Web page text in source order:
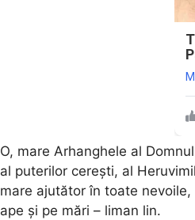
O, mare Arhanghele al
al puterilor cereşti, al
mare ajutător în toate
ape şi pe mări – liman lin.